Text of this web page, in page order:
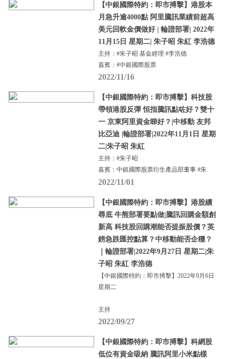
【中銀國際特約：即市搏擊】港股本
月急升逾4000點 阿里騰訊業績前超高
美元回軟金價做好 | 輪證部署| 2022年
11月15日 星期二| 朱子昭 朱紅 李浩德
主持：#朱子昭 基金經理 #李浩德
嘉賓：#中銀國際股票
2022/11/16
【中銀國際特約：即市搏擊】科技股
帶領港股反彈 恒指騰訊點咗好？雙十
一 京東阿里資金睇好？|中移動 友邦
比亞迪 |輪證部署|2022年11月1日 星期
二|朱子昭 朱紅
主持：#朱子昭
嘉賓：中銀國際股票衍生產品部董事 #朱
2022/11/01
【中銀國際特約：即市搏擊】港股續
尋底 牛熊部署要點做|騰訊回購金額創
新高 科技股回購潮能否提振股價？英
鎊急跌匯控點算？中移動能否企穩？
｜輪證部署|2022年9月27日 星期二|朱
子昭 朱紅 李浩德
【中銀國際特約：即市搏擊】2022年9月6日
星期二
主持
2022/09/27
【中銀國際特約：即市搏擊】科網股
低位有資金吸納 騰訊阿里小米點樣